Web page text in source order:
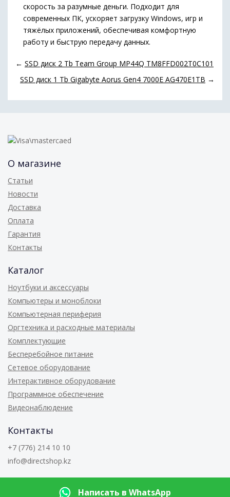
скорость за разумные деньги. Подходит для
современных ПК, ускоряет загрузку Windows, игр и
тяжёлых приложений, обеспечивая комфортную
работу и быструю передачу данных.
← SSD диск 2 Tb Team Group MP44Q TM8FFD002T0C101
SSD диск 1 Tb Gigabyte Aorus Gen4 7000E AG470E1TB →
О магазине
Статьи
Новости
Доставка
Оплата
Гарантия
Контакты
Каталог
Ноутбуки и аксессуары
Компьютеры и моноблоки
Компьютерная периферия
Оргтехника и расходные материалы
Комплектующие
Бесперебойное питание
Сетевое оборудование
Интерактивное оборудование
Программное обеспечение
Видеонаблюдение
Контакты
+7 (776) 214 10 10
info@directshop.kz
Directshop.kz Написать в WhatsApp